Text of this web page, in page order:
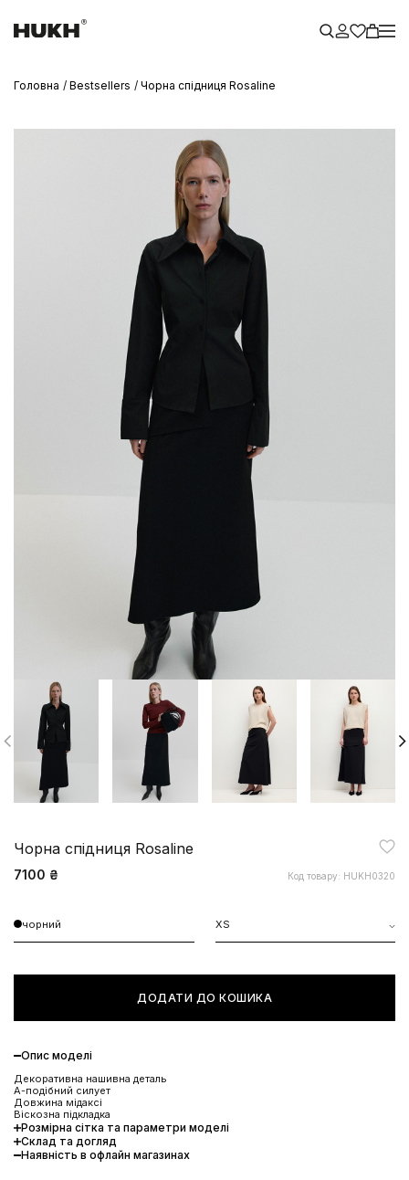
Головна Bestsellers Чорна спідниця Rosaline
Чорна спідниця Rosaline
7100 ₴ Код товару: HUKH0320
чорний XS
ДОДАТИ ДО КОШИКА
Опис моделі
Декоративна нашивна деталь
А-подібний силует
Довжина мідаксі
Віскозна підкладка
Розмірна сітка та параметри моделі
Склад та догляд
Наявність в офлайн магазинах